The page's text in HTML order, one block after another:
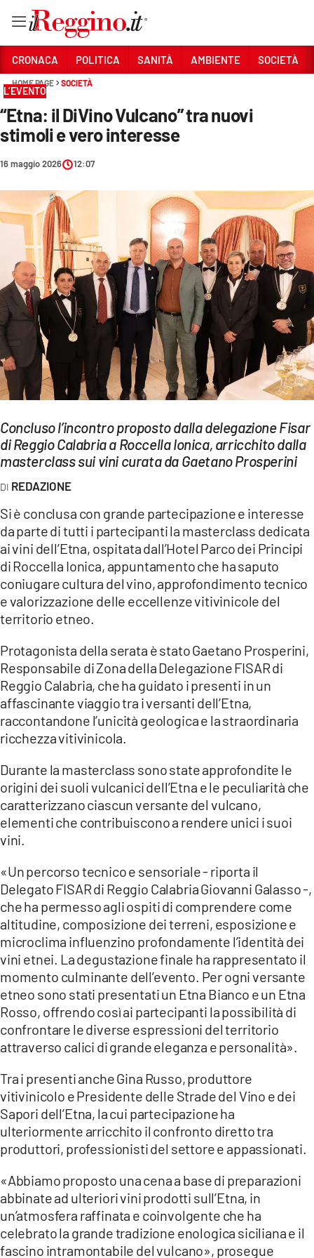
Sezioni
CRONACA
AMBIENTE
SOCIETÀ
CULTURA
ECONOMIA E LAVORO
EVENTI
SPORT
Streaming
LAC TV
LAC NETWORK
LAC ONAIR
Network
LACPLAY.IT
LACTV.IT
LACONAIR.IT
LACITYMAG.IT
ILREGGINO.IT
COSENZACHANNEL.IT
ILVIBONESE.IT
CATANZAROCHANNEL.IT
LACAPITALENEWS.IT
App
ANDROID
APPLE
CRONACA POLITICA SANITÀ AMBIENTE SOCIETÀ
HOME PAGE SOCIETÀ
L’EVENTO
“Etna: il DiVino Vulcano” tra nuovi
stimoli e vero interesse
16 maggio 2026 12:07
Concluso l’incontro proposto dalla delegazione Fisar
di Reggio Calabria a Roccella Ionica, arricchito dalla
masterclass sui vini curata da Gaetano Prosperini
REDAZIONE
Si è conclusa con grande partecipazione e interesse
da parte di tutti i partecipanti la masterclass dedicata
ai vini dell’Etna, ospitata dall’Hotel Parco dei Principi
di Roccella Ionica, appuntamento che ha saputo
coniugare cultura del vino, approfondimento tecnico
e valorizzazione delle eccellenze vitivinicole del
territorio etneo.
Protagonista della serata è stato Gaetano Prosperini,
Responsabile di Zona della Delegazione FISAR di
Reggio Calabria, che ha guidato i presenti in un
affascinante viaggio tra i versanti dell’Etna,
raccontandone l’unicità geologica e la straordinaria
ricchezza vitivinicola.
Durante la masterclass sono state approfondite le
origini dei suoli vulcanici dell’Etna e le peculiarità che
caratterizzano ciascun versante del vulcano,
elementi che contribuiscono a rendere unici i suoi
vini.
«Un percorso tecnico e sensoriale - riporta il
Delegato FISAR di Reggio Calabria Giovanni Galasso -,
che ha permesso agli ospiti di comprendere come
altitudine, composizione dei terreni, esposizione e
microclima influenzino profondamente l’identità dei
vini etnei. La degustazione finale ha rappresentato il
momento culminante dell’evento. Per ogni versante
etneo sono stati presentati un Etna Bianco e un Etna
Rosso, offrendo così ai partecipanti la possibilità di
confrontare le diverse espressioni del territorio
attraverso calici di grande eleganza e personalità».
Tra i presenti anche Gina Russo, produttore
vitivinicolo e Presidente delle Strade del Vino e dei
Sapori dell’Etna, la cui partecipazione ha
ulteriormente arricchito il confronto diretto tra
produttori, professionisti del settore e appassionati.
«Abbiamo proposto una cena a base di preparazioni
abbinate ad ulteriori vini prodotti sull’Etna, in
un’atmosfera raffinata e coinvolgente che ha
celebrato la grande tradizione enologica siciliana e il
fascino intramontabile del vulcano», prosegue